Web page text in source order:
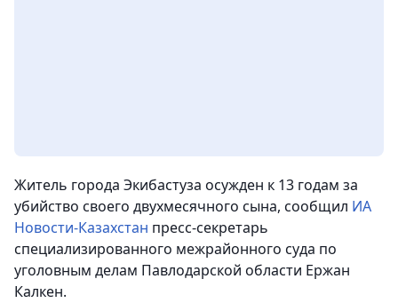
Житель города Экибастуза осужден к 13 годам за
убийство своего двухмесячного сына, сообщил ИА
Новости-Казахстан пресс-секретарь
специализированного межрайонного суда по
уголовным делам Павлодарской области Ержан
Калкен.